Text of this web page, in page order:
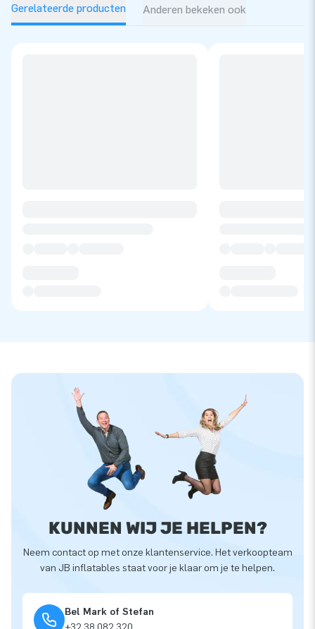
Gerelateerde producten Anderen bekeken ook
KUNNEN WIJ JE HELPEN?
Neem contact op met onze klantenservice. Het verkoopteam
van JB inflatables staat voor je klaar om je te helpen.
Bel Mark of Stefan